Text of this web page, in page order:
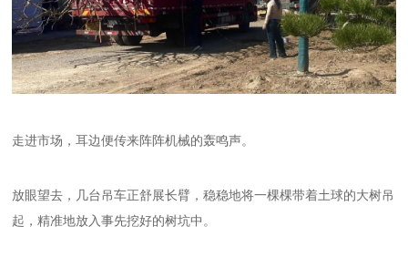
走进市场，耳边便传来阵阵机械的轰鸣声。
放眼望去，几台吊车正舒展长臂，稳稳地将一棵棵带着土球的大树吊
起，精准地放入事先挖好的树坑中。